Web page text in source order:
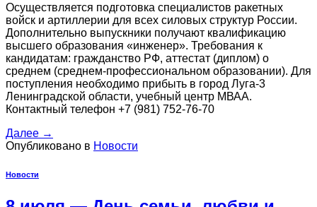
Осуществляется подготовка специалистов ракетных
войск и артиллерии для всех силовых структур России.
Дополнительно выпускники получают квалификацию
высшего образования «инженер». Требования к
кандидатам: гражданство РФ, аттестат (диплом) о
среднем (среднем-профессиональном образовании). Для
поступления необходимо прибыть в город Луга-3
Ленинградской области, учебный центр МВАА.
Контактный телефон +7 (981) 752-76-70
Далее →
Опубликовано в Новости
Новости